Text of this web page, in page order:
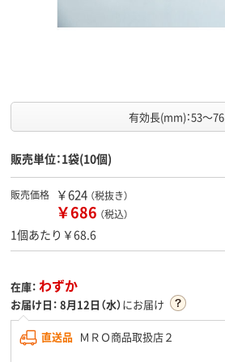
有効長(mm)：53～76
販売単位：1袋(10個)
販売価格 ￥624 （税抜き）
￥686 （税込）
1個あたり￥68.6
在庫： わずか
お届け日： 8月12日（水）にお届け
直送品 ＭＲＯ商品取扱店２